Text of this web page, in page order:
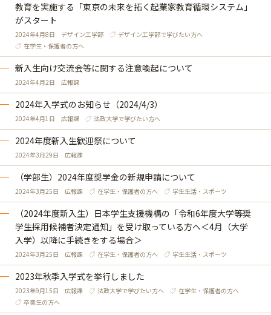
教育を実施する「東京の未来を拓く起業家教育循環システム」
がスタート
2024年4月8日 デザイン工学部
デザイン工学部で学びたい方へ
在学生・保護者の方へ
新入生向け交流会等に関する注意喚起について
2024年4月2日 広報課
2024年入学式のお知らせ（2024/4/3）
2024年4月1日 広報課 法政大学で学びたい方へ
2024年度新入生歓迎祭について
2024年3月29日 広報課
（学部生）2024年度奨学金の新規申請について
2024年3月25日 広報課 在学生・保護者の方へ 学生生活・スポーツ
（2024年度新入生）日本学生支援機構の「令和6年度大学等奨
学生採用候補者決定通知」を受け取っている方へ＜4月（大学
入学）以降に手続きをする場合＞
2024年3月25日 広報課 在学生・保護者の方へ 学生生活・スポーツ
2023年秋季入学式を挙行しました
2023年9月15日 広報課 法政大学で学びたい方へ
在学生・保護者の方へ
卒業生の方へ